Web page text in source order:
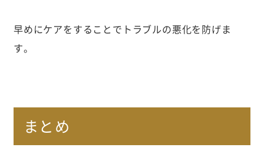
早めにケアをすることでトラブルの悪化を防げま
す。
まとめ